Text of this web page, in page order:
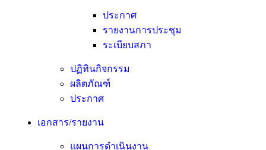
ประกาศ
รายงานการประชุม
ระเบียบสภา
ปฏิทินกิจกรรม
ผลิตภัณฑ์
ประกาศ
เอกสาร/รายงาน
แผนการดำเนินงาน